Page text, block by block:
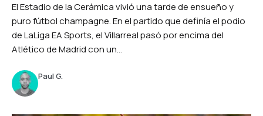
El Estadio de la Cerámica vivió una tarde de ensueño y
puro fútbol champagne. En el partido que definía el podio
de LaLiga EA Sports, el Villarreal pasó por encima del
Atlético de Madrid con un...
Paul G.